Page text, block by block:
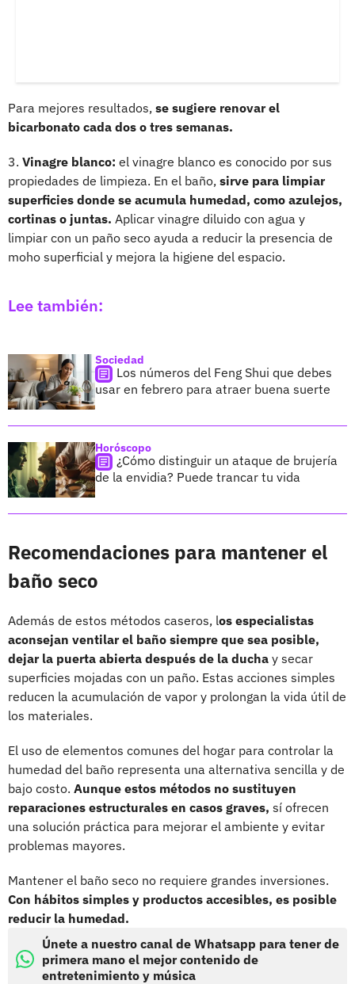
Para mejores resultados, se sugiere renovar el
bicarbonato cada dos o tres semanas.
3. Vinagre blanco: el vinagre blanco es conocido por sus
propiedades de limpieza. En el baño, sirve para limpiar
superficies donde se acumula humedad, como azulejos,
cortinas o juntas. Aplicar vinagre diluido con agua y
limpiar con un paño seco ayuda a reducir la presencia de
moho superficial y mejora la higiene del espacio.
Lee también:
Sociedad
Los números del Feng Shui que debes
usar en febrero para atraer buena suerte
Horóscopo
¿Cómo distinguir un ataque de brujería
de la envidia? Puede trancar tu vida
Recomendaciones para mantener el
baño seco
Además de estos métodos caseros, los especialistas
aconsejan ventilar el baño siempre que sea posible,
dejar la puerta abierta después de la ducha y secar
superficies mojadas con un paño. Estas acciones simples
reducen la acumulación de vapor y prolongan la vida útil de
los materiales.
El uso de elementos comunes del hogar para controlar la
humedad del baño representa una alternativa sencilla y de
bajo costo. Aunque estos métodos no sustituyen
reparaciones estructurales en casos graves, sí ofrecen
una solución práctica para mejorar el ambiente y evitar
problemas mayores.
Mantener el baño seco no requiere grandes inversiones.
Con hábitos simples y productos accesibles, es posible
reducir la humedad.
Únete a nuestro canal de Whatsapp para tener de
primera mano el mejor contenido de
entretenimiento y música